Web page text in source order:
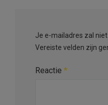
Je e-mailadres zal
Vereiste velden zijn
Reactie *